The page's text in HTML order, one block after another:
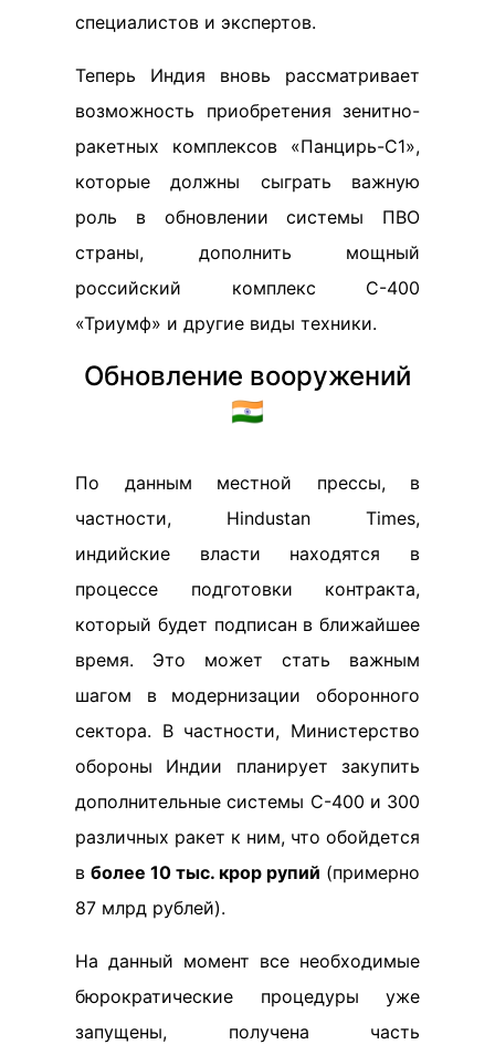
специалистов и экспертов.
Теперь Индия вновь рассматривает
возможность приобретения зенитно-
ракетных комплексов «Панцирь-С1»,
которые должны сыграть важную
роль в обновлении системы ПВО
страны, дополнить мощный
российский комплекс С-400
«Триумф» и другие виды техники.
Обновление вооружений
🇮🇳
По данным местной прессы, в
частности, Hindustan Times,
индийские власти находятся в
процессе подготовки контракта,
который будет подписан в ближайшее
время. Это может стать важным
шагом в модернизации оборонного
сектора. В частности, Министерство
обороны Индии планирует закупить
дополнительные системы С-400 и 300
различных ракет к ним, что обойдется
в более 10 тыс. крор рупий (примерно
87 млрд рублей).
На данный момент все необходимые
бюрократические процедуры уже
запущены, получена часть